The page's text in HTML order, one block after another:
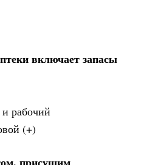
включает запасы
рабочий
(+)
присущим